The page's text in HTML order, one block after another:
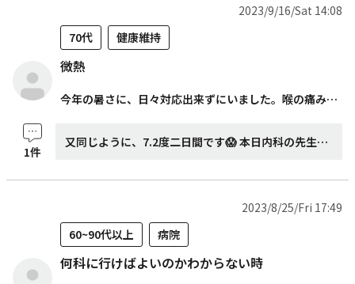
70代 健康維持
2023/9/16/Sat 14:08
微熱
今年の暑さに、日々対応出来ずにいました。喉の痛みでいつもの扁桃腺のようでした。7.2度が2日ほど続き病院に行ったら熱もなく、一週間ほど大人しく自宅で過ごしました。 一週間で身体がよれよれです、いかにﾚｺｰﾄﾞﾌﾞｯｸが大切か分かりました。 スタッフの皆さま、これからも宜しくお願い致します。
1件
又同じように、7.2度二日間です😱 本日内科の先生に視ていただき、インフルエンザとコロナの検査をして、どちらも違っていました。 今は、インフルエンザが流行っているそうで、毎年予防接種を受けているので、早めに受けようと思いました。報告です🙇
60~90代以上 病院
2023/8/25/Fri 17:49
何科に行けばよいのかわからない時